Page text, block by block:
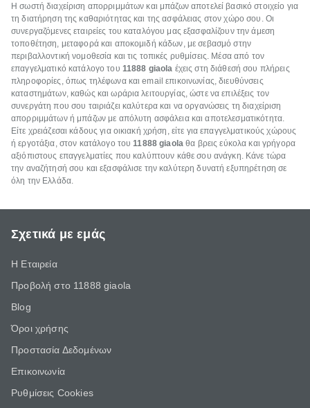
Η σωστή διαχείριση απορριμμάτων και μπάζων αποτελεί βασικό στοιχείο για
τη διατήρηση της καθαριότητας και της ασφάλειας στον χώρο σου. Οι
συνεργαζόμενες εταιρείες του καταλόγου μας εξασφαλίζουν την άμεση
τοποθέτηση, μεταφορά και αποκομιδή κάδων, με σεβασμό στην
περιβαλλοντική νομοθεσία και τις τοπικές ρυθμίσεις. Μέσα από τον
επαγγελματικό κατάλογο του 11888 giaola έχεις στη διάθεσή σου πλήρεις
πληροφορίες, όπως τηλέφωνα και email επικοινωνίας, διευθύνσεις
καταστημάτων, καθώς και ωράρια λειτουργίας, ώστε να επιλέξεις τον
συνεργάτη που σου ταιριάζει καλύτερα και να οργανώσεις τη διαχείριση
απορριμμάτων ή μπάζων με απόλυτη ασφάλεια και αποτελεσματικότητα.
Είτε χρειάζεσαι κάδους για οικιακή χρήση, είτε για επαγγελματικούς χώρους
ή εργοτάξια, στον κατάλογο του11888 giaola θα βρεις εύκολα και γρήγορα
αξιόπιστους επαγγελματίες που καλύπτουν κάθε σου ανάγκη. Κάνε τώρα
την αναζήτησή σου και εξασφάλισε την καλύτερη δυνατή εξυπηρέτηση σε
όλη την Ελλάδα.
Σχετικά με εμάς
Η Εταιρεία
Προβολή στο 11888 giaola
Blog
Όροι χρήσης
Προστασία Δεδομένων
Επικοινωνία
Ρυθμίσεις Cookies